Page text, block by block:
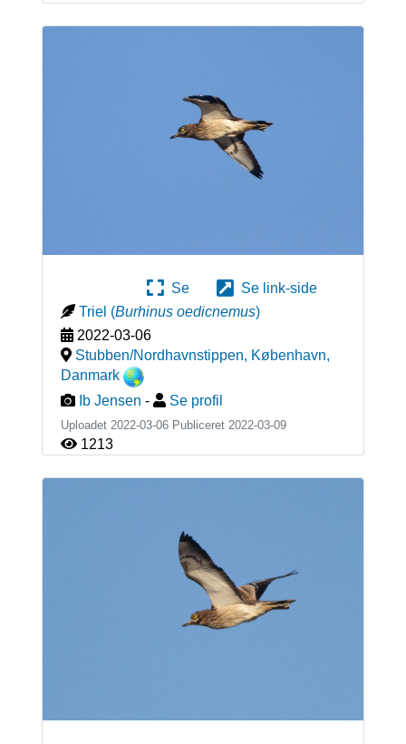
Se
Se link-side
Triel (Burhinus oedicnemus)
2022-03-06
Stubben/Nordhavnstippen, København,
Danmark
Ib Jensen - Se profil
Uploadet 2022-03-06 Publiceret 2022-03-09
1213